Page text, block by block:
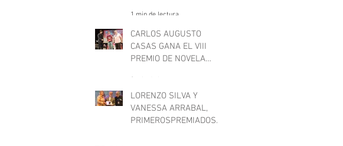
microrrelatos negros,
"Deje aquí su sombrero"
1 min de lectura
CARLOS AUGUSTO
CASAS GANA EL VIII
PREMIO DE NOVELA
3 min de lectura
LORENZO SILVA Y
VANESSA ARRABAL,
PRIMEROSPREMIADOS